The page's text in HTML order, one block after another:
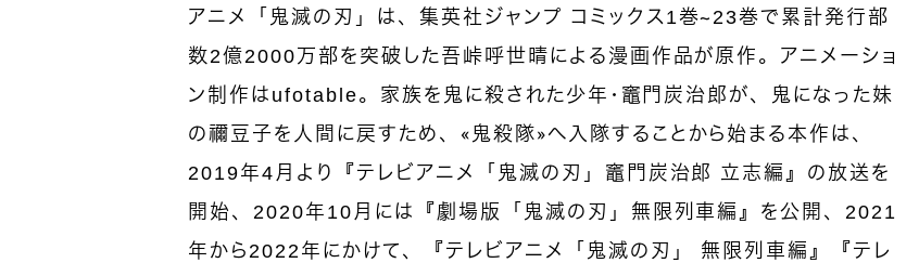
アニメ「鬼滅の刃」は、集英社ジャンプ コミックス1巻～23巻で累計発行部
数2億2000万部を突破した吾峠呼世晴による漫画作品が原作。アニメーショ
ン制作はufotable。家族を鬼に殺された少年・竈門炭治郎が、鬼になった妹
の禰󠄀豆子を人間に戻すため、《鬼殺隊》へ入隊することから始まる本作は、
2019年4月より『テレビアニメ「鬼滅の刃」竈門炭治郎 立志編』の放送を
開始、2020年10月には『劇場版「鬼滅の刃」無限列車編』を公開、2021
年から2022年にかけて、『テレビアニメ「鬼滅の刃」 無限列車編』『テレ